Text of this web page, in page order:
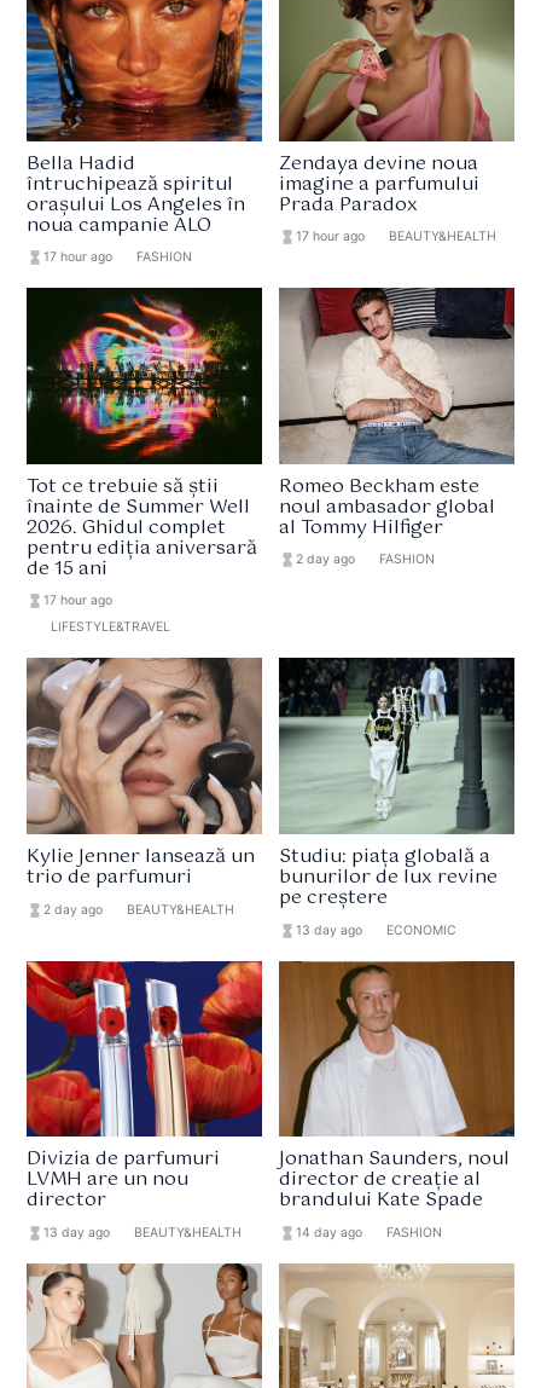
Bella Hadid
întruchipează spiritul
orașului Los Angeles în
noua campanie ALO
hourglass_full17 hour ago FASHION
Zendaya devine noua
imagine a parfumului
Prada Paradox
hourglass_full 17 hour ago BEAUTY&HEALTH
Tot ce trebuie să știi
înainte de Summer Well
2026. Ghidul complet
pentru ediția aniversară
de 15 ani
hourglass_full17 hour ago
LIFESTYLE&TRAVEL
Romeo Beckham este
noul ambasador global
al Tommy Hilfiger
hourglass_full 2 day ago FASHION
Kylie Jenner lansează un
trio de parfumuri
hourglass_full 2 day ago BEAUTY&HEALTH
Studiu: piața globală a
bunurilor de lux revine
pe creștere
hourglass_full 13 day ago ECONOMIC
Divizia de parfumuri
LVMH are un nou
director
hourglass_full13 day ago BEAUTY&HEALTH
Jonathan Saunders, noul
director de creație al
brandului Kate Spade
hourglass_full 14 day ago FASHION